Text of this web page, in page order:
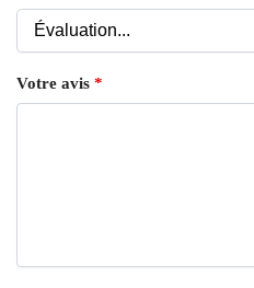
Votre avis *